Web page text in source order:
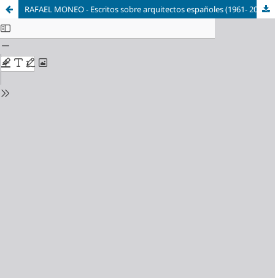
RAFAEL MONEO - Escritos sobre arquitectos españoles (1961- 2021)